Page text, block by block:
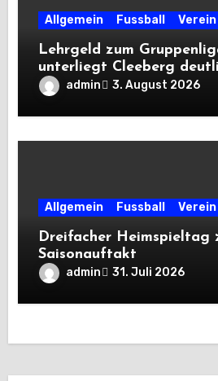
Allgemein Fussball Verein
Lehrgeld zum
unterliegt Cleeberg
admin 3. August 2026
Allgemein Fussball Verein
Dreifacher Heimspieltag
Saisonauftakt
admin 31. Juli 2026